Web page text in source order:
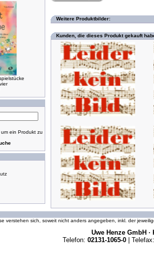
ein Produkt zu
Weitere Produktbilder:
Kunden, die dieses Produkt gekauft
verstehen sich, soweit nicht anders angegeben, inkl. der
Uwe Henze GmbH ·
Telefon: 02131-1065-0 | Telefax: